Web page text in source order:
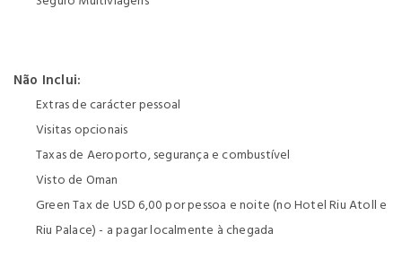
Não Inclui:
Extras de carácter pessoal
Visitas opcionais
Taxas de Aeroporto, segurança e combustível
Visto de Oman
Green Tax de USD 6,00 por pessoa e noite (no Hotel Riu Atoll e
Riu Palace) - a pagar localmente à chegada